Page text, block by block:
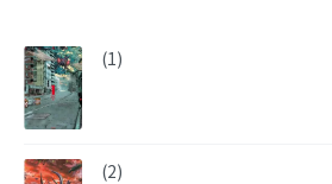
(1)
(2)